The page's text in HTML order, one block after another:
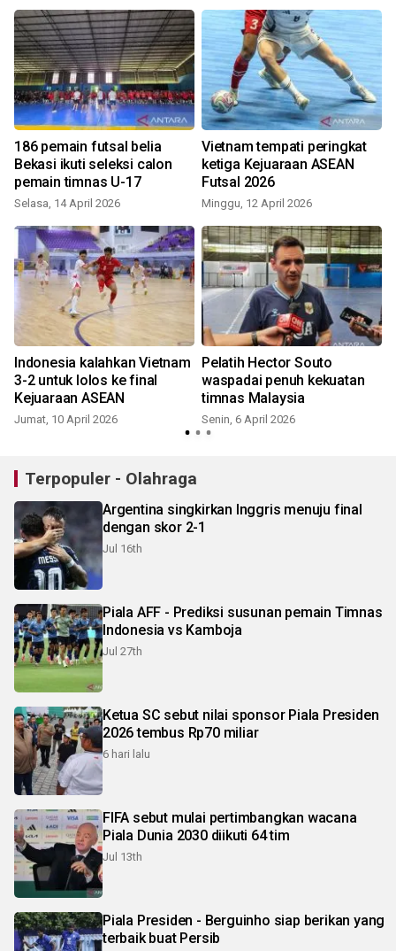
186 pemain futsal belia
Bekasi ikuti seleksi calon
pemain timnas U-17
Selasa, 14 April 2026
Vietnam tempati peringkat
ketiga Kejuaraan ASEAN
Futsal 2026
Minggu, 12 April 2026
Indonesia kalahkan Vietnam
3-2 untuk lolos ke final
Kejuaraan ASEAN
Jumat, 10 April 2026
Pelatih Hector Souto
waspadai penuh kekuatan
timnas Malaysia
Senin, 6 April 2026
Terpopuler - Olahraga
Argentina singkirkan Inggris menuju final
dengan skor 2-1
Jul 16th
Piala AFF - Prediksi susunan pemain Timnas
Indonesia vs Kamboja
Jul 27th
Ketua SC sebut nilai sponsor Piala Presiden
2026 tembus Rp70 miliar
6 hari lalu
FIFA sebut mulai pertimbangkan wacana
Piala Dunia 2030 diikuti 64 tim
Jul 13th
Piala Presiden - Berguinho siap berikan yang
terbaik buat Persib